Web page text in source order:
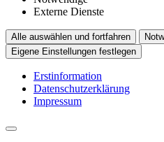
Externe Dienste
Alle auswählen und fortfahren
Eigene Einstellungen festlegen
Erstinformation
Datenschutzerklärung
Impressum